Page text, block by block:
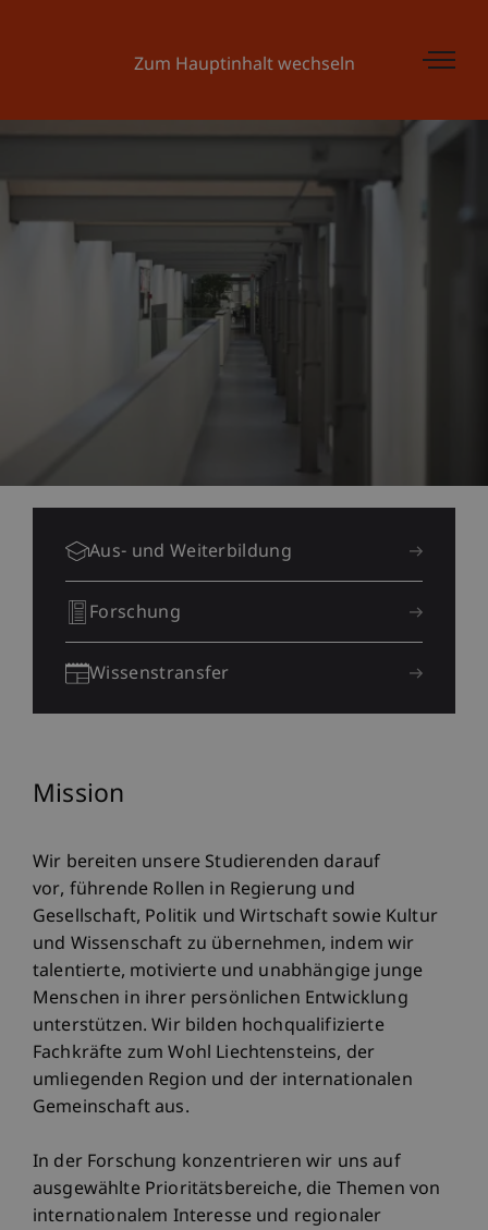
Zum Hauptinhalt wechseln
Liechtenstein
Business
School
Aus- und Weiterbildung
Forschung
Wissenstransfer
Mission
Wir bereiten unsere Studierenden darauf
vor, führende Rollen in Regierung und
Gesellschaft, Politik und Wirtschaft sowie Kultur
und Wissenschaft zu übernehmen, indem wir
talentierte, motivierte und unabhängige junge
Menschen in ihrer persönlichen Entwicklung
unterstützen. Wir bilden hochqualifizierte
Fachkräfte zum Wohl Liechtensteins, der
umliegenden Region und der internationalen
Gemeinschaft aus.
In der Forschung konzentrieren wir uns auf
ausgewählte Prioritätsbereiche, die Themen von
internationalem Interesse und regionaler